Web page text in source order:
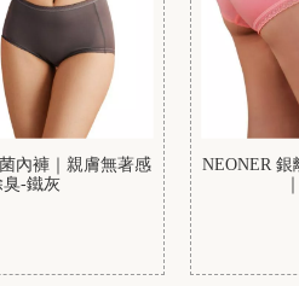
內褲｜親膚無著感
臭-鐵灰
NEONER